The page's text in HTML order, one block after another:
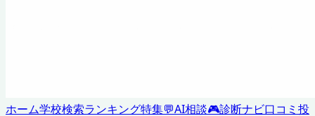
ホーム学校検索ランキング特集💬AI相談🎮診断ナビ口コミ投